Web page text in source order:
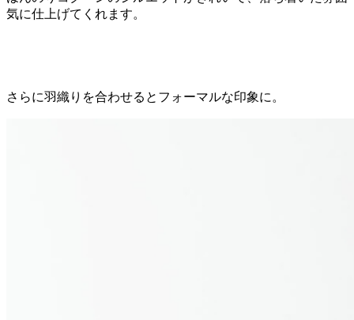
気に仕上げてくれます。
さらに羽織りを合わせるとフォーマルな印象に。